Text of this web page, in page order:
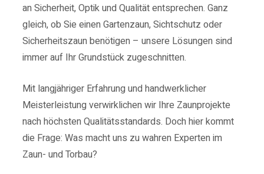
an Sicherheit, Optik und Qualität entsprechen. Ganz
gleich, ob Sie einen Gartenzaun, Sichtschutz oder
Sicherheitszaun benötigen – unsere Lösungen sind
immer auf Ihr Grundstück zugeschnitten.
Mit langjähriger Erfahrung und handwerklicher
Meisterleistung verwirklichen wir Ihre Zaunprojekte
nach höchsten Qualitätsstandards. Doch hier kommt
die Frage: Was macht uns zu wahren Experten im
Zaun- und Torbau?